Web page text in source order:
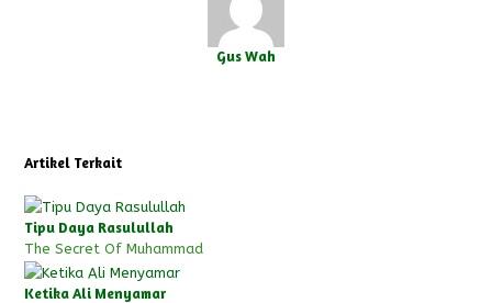
Gus Wah
Artikel Terkait
Tipu Daya Rasulullah
The Secret Of Muhammad
Ketika Ali Menyamar